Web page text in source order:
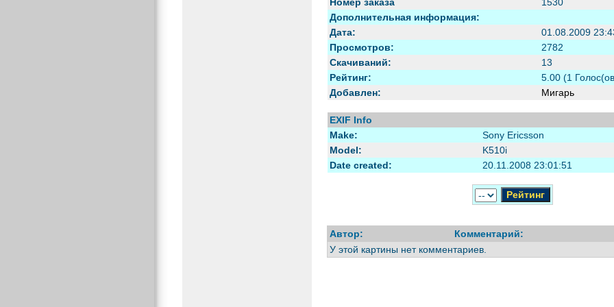
Дополнительная информация:
Дата:
01.08.2009
Просмотров:
2782
Скачиваний:
13
Рейтинг:
5.00 (1
Добавлен:
Мигарь
EXIF Info
Make:
Sony Ericsson
Model:
K510i
Date created:
20.11.2008 23:01:51
Автор:
Комментарий:
У этой картины нет комментариев.